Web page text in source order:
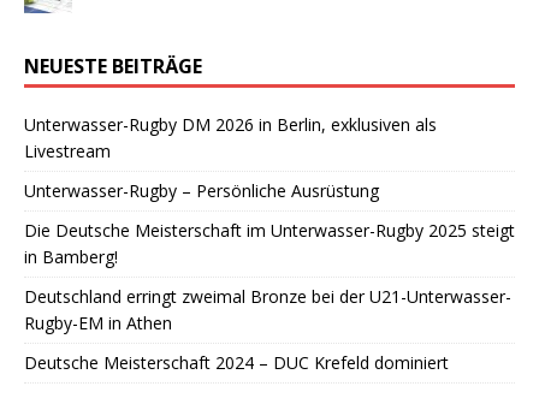
NEUESTE BEITRÄGE
Unterwasser-Rugby DM 2026 in Berlin, exklusiven als
Livestream
Unterwasser-Rugby – Persönliche Ausrüstung
Die Deutsche Meisterschaft im Unterwasser-Rugby 2025 steigt
in Bamberg!
Deutschland erringt zweimal Bronze bei der U21-Unterwasser-
Rugby-EM in Athen
Deutsche Meisterschaft 2024 – DUC Krefeld dominiert